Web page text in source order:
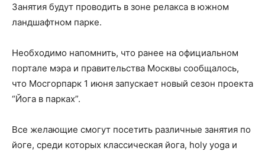
Занятия будут проводить в зоне релакса в южном
ландшафтном парке.
Необходимо напомнить, что ранее на официальном
портале мэра и правительства Москвы сообщалось,
что Мосгорпарк 1 июня запускает новый сезон проекта
“Йога в парках”.
Все желающие смогут посетить различные занятия по
йоге, среди которых классическая йога, holy yoga и